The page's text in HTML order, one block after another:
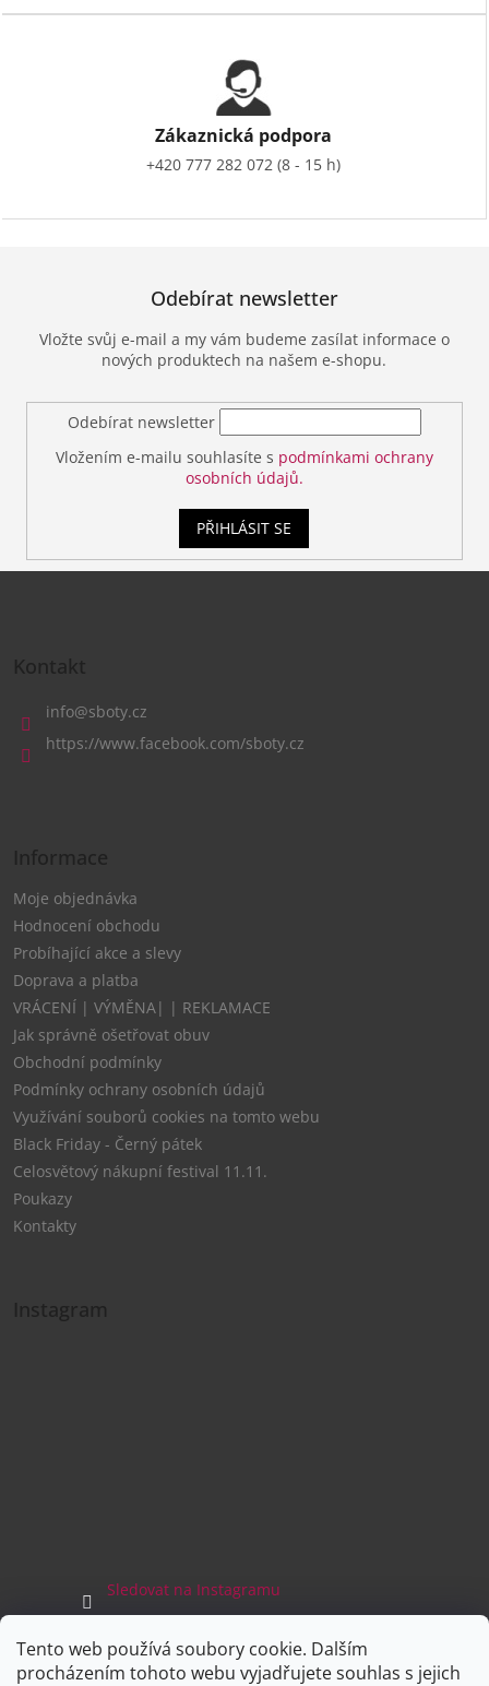
Tento web používá soubory cookie. Dalším
procházením tohoto webu vyjadřujete souhlas s jejich
Zákaznická podpora
+420 777 282 072 (8 - 15 h)
Odebírat newsletter
Vložte svůj e-mail a my vám budeme zasílat informace o
nových produktech na našem e-shopu.
Odebírat newsletter
Vložením e-mailu souhlasíte s podmínkami ochrany
osobních údajů.
PŘIHLÁSIT SE
Kontakt
info@sboty.cz
https://www.facebook.com/sboty.cz
Informace
Moje objednávka
Hodnocení obchodu
Probíhající akce a slevy
Doprava a platba
VRÁCENÍ | VÝMĚNA| | REKLAMACE
Jak správně ošetřovat obuv
Obchodní podmínky
Podmínky ochrany osobních údajů
Využívání souborů cookies na tomto webu
Black Friday - Černý pátek
Celosvětový nákupní festival 11.11.
Poukazy
Kontakty
Instagram
Sledovat na Instagramu
Facebook